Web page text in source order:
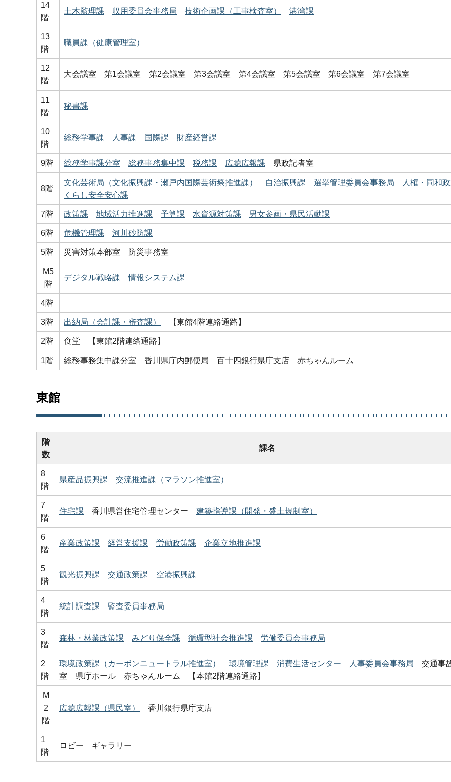
14
階
土木監理課 収用委員会事務局 技術企画課（工事検査室） 港湾課
13
階
職員課（健康管理室）
12
階
大会議室 第1会議室 第2会議室 第3会議室 第4会議室 第5会議室 第6会議室 第7会議室
11
階
秘書課
10
階
総務学事課 人事課 国際課 財産経営課
9階 総務学事課分室 総務事務集中課 税務課 広聴広報課 県政記者室
8階
文化芸術局（文化振興課・瀬戸内国際芸術祭推進課） 自治振興課 選挙管理委員会事務局
人権・同和
くらし安全安心課
7階 政策課 地域活力推進課 予算課 水資源対策課 男女参画・県民活動課
6階 危機管理課 河川砂防課
5階 災害対策本部室 防災事務室
M5
階
デジタル戦略課 情報システム課
4階
3階 出納局（会計課・審査課） 【東館4階連絡通路】
2階 食堂 【東館2階連絡通路】
1階 総務事務集中課分室 香川県庁内郵便局 百十四銀行県庁支店 赤ちゃんルーム
東館
階
数
課名
8
階
県産品振興課 交流推進課（マラソン推進室）
7
階
住宅課 香川県営住宅管理センター 建築指導課（開発・盛土規制室）
6
階
産業政策課 経営支援課 労働政策課 企業立地推進課
5
階
観光振興課 交通政策課 空港振興課
4
階
統計調査課 監査委員事務局
3
階
森林・林業政策課 みどり保全課 循環型社会推進課 労働委員会事務局
2
階
環境政策課（カーボンニュートラル推進室） 環境管理課 消費生活センター 人事委員会事務局 交通事
室 県庁ホール 赤ちゃんルーム 【本館2階連絡通路】
M
2
階
広聴広報課（県民室） 香川銀行県庁支店
1
階
ロビー ギャラリー